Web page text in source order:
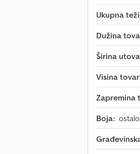
Ukupna
Dužina
Širina
Visina
Zapremina
Boja: ostalo